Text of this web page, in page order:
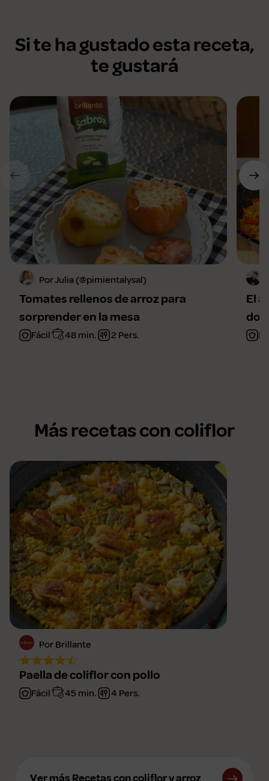
Si te ha gustado esta receta,
te gustará
Por Julia (@pimientalysal)
Tomates rellenos de arroz para
sorprender en la mesa
Fácil 48 min. 2 Pers.
El
Más recetas con coliflor
Por Brillante
Paella de coliflor con pollo
Fácil 45 min. 4 Pers.
Ver más Recetas con coliflor y arroz